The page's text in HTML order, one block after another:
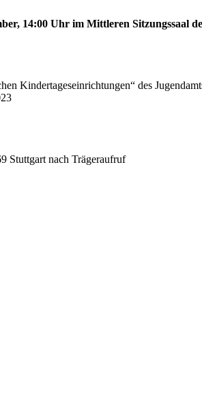
14:00 Uhr im Mittleren Sitzungssaal
Kindertageseinrichtungen“ des
Stuttgart nach Trägeraufruf